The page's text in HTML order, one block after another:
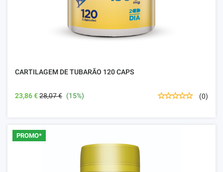
CARTILAGEM DE TUBARÃO 120 CAPS
23,86 €28,07 € (15%) (0)
PROMO*